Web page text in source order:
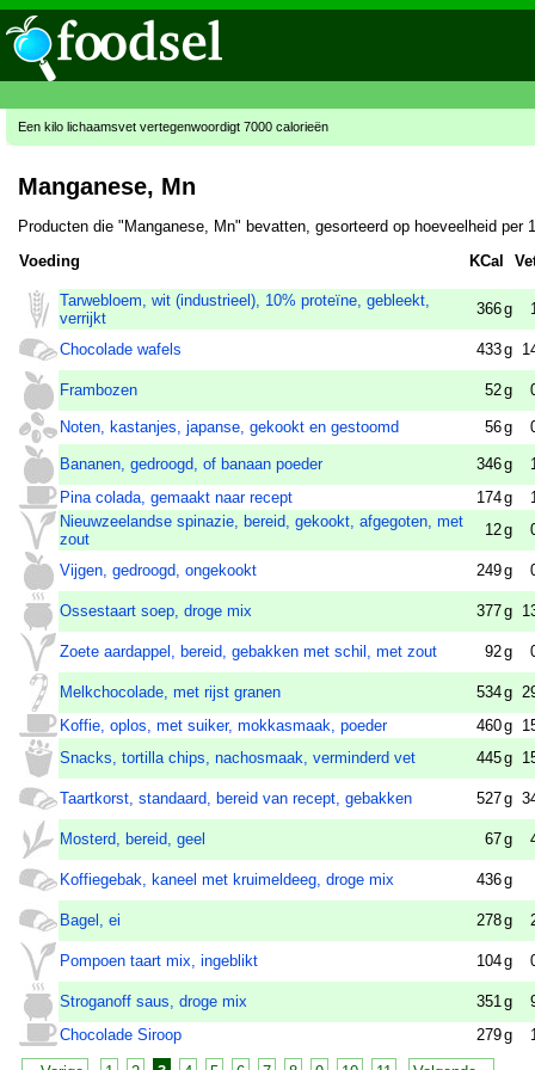
Een kilo lichaamsvet vertegenwoordigt 7000 calorieën
Manganese, Mn
Producten die "Manganese, Mn" bevatten, gesorteerd op hoeveelheid per
Voeding
KCal
Tarwebloem, wit (industrieel), 10% proteïne, gebleekt,
verrijkt
366g
Chocolade wafels 433g
Frambozen 52g
Noten, kastanjes, japanse, gekookt en gestoomd 56g
Bananen, gedroogd, of banaan poeder 346g
Pina colada, gemaakt naar recept
174g
Nieuwzeelandse spinazie, bereid, gekookt, afgegoten, met
zout
12g
Vijgen, gedroogd, ongekookt 249g
Ossestaart soep, droge mix 377g
Zoete aardappel, bereid, gebakken met schil, met zout 92g
Melkchocolade, met rijst granen 534g
Koffie, oplos, met suiker, mokkasmaak, poeder
460g
Snacks, tortilla chips, nachosmaak, verminderd vet
445g
Taartkorst, standaard, bereid van recept, gebakken 527g
Mosterd, bereid, geel 67g
Koffiegebak, kaneel met kruimeldeeg, droge mix 436g
Bagel, ei 278g
Pompoen taart mix, ingeblikt 104g
Stroganoff saus, droge mix 351 g
Chocolade Siroop
279g